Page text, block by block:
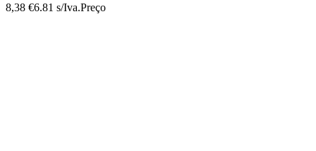
8,38 €6.81 s/Iva.Preço